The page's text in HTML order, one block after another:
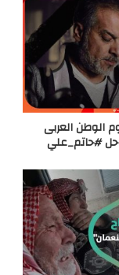
الوطن العربى
#حاتم_علي